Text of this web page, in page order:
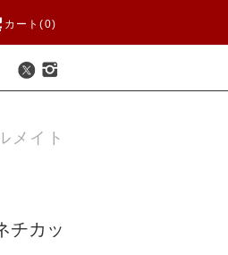
カート(0)
メイト
チカッ